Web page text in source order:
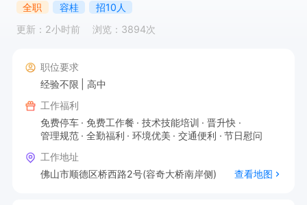
全职 容桂
招10人
更新：2小时前
浏览：3894次
职位要求
经验不限
高中
工作福利
免费停车
免费工作餐 技术技能培训
晋升快
管理规范
全勤福利 环境优美 交通便利
节日慰问
工作地址
佛山市顺德区桥西路2号(容奇大桥南岸侧)
查看地图